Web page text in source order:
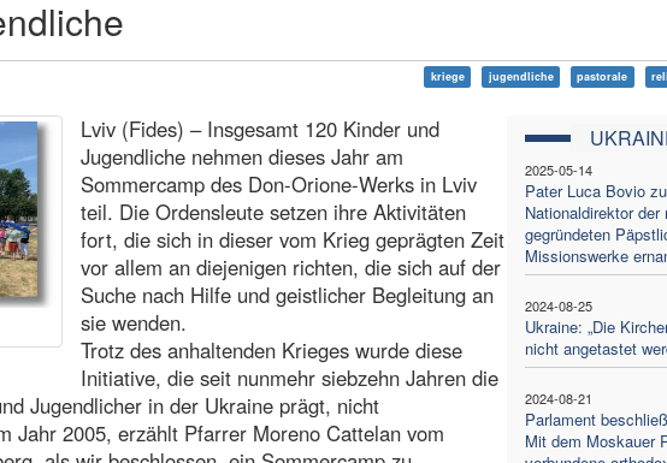
kriege jugendliche pastorale
2025-05-14
Pater Luca Bovio
Nationaldirektor der
gegründeten
Missionswerke
2024-08-25
Ukraine: „Die
nicht angetastet
2024-08-21
Parlament
Mit dem Moskauer
Lviv (Fides) – Insgesamt 120 Kinder und
Jugendliche nehmen dieses Jahr am
Sommercamp des Don-Orione-Werks in Lviv
teil. Die Ordensleute setzen ihre Aktivitäten
fort, die sich in dieser vom Krieg geprägten Zeit
vor allem an diejenigen richten, die sich auf der
Suche nach Hilfe und geistlicher Begleitung an
sie wenden.
Trotz des anhaltenden Krieges wurde diese
Initiative, die seit nunmehr siebzehn Jahren die
Jugendlicher in der Ukraine prägt, nicht
Jahr 2005, erzählt Pfarrer Moreno Cattelan vom